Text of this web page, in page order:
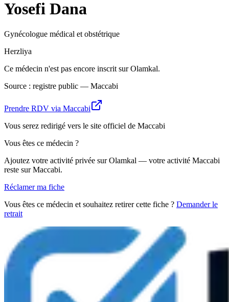
Yosefi Dana
Gynécologue médical et obstétrique
Herzliya
Ce médecin n'est pas encore inscrit sur Olamkal.
Source : registre public — Maccabi
Prendre RDV via Maccabi
Vous serez redirigé vers le site officiel de Maccabi
Vous êtes ce médecin ?
Ajoutez votre activité privée sur Olamkal — votre activité Maccabi
reste sur Maccabi.
Réclamer ma fiche
Vous êtes ce médecin et souhaitez retirer cette fiche ? Demander le
retrait